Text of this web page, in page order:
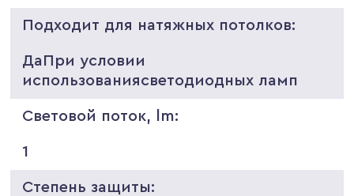
Подходит для натяжных потолков:
ДаПри условии
использованиясветодиодных ламп
Световой поток, lm:
1
Степень защиты: